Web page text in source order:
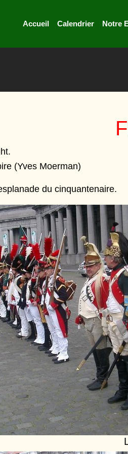
Accueil Calendrier Notre
(Yves Moerman)
du cinquantenaire.